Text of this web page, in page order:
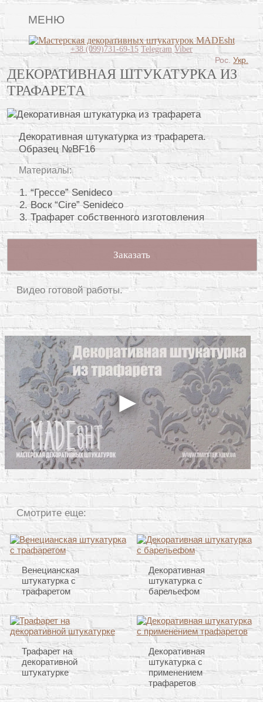
МЕНЮ
Lincrusta
Виды штукатурок
Поклейка обоев
Картины
Декоративные панно
Видео
Вопрос-ответ
О нас
Контакты
+38 (099)731-69-15 Telegram Viber
ДЕКОРАТИВНАЯ ШТУКАТУРКА ИЗ
ТРАФАРЕТА
Декоративная штукатурка из трафарета.
Образец №BF16
Материалы:
“Грессе” Senideco
Воск “Cire” Senideco
Трафарет собственного изготовления
Заказать
Видео готовой работы.
Смотрите еще:
Венецианская
штукатурка с
трафаретом
Декоративная
штукатурка с
барельефом
Трафарет на
декоративной
штукатурке
Декоративная
штукатурка с
применением
трафаретов
Рос. Укр.